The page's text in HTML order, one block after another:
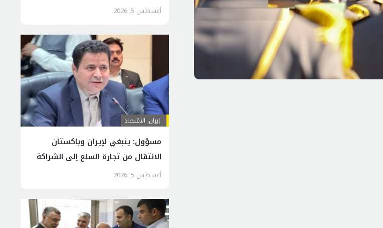
أغسطس 5, 2026
إيران, الاقتصاد
مسؤول: ينبغي لإيران وباكستان
الانتقال من تجارة السلع إلى الشراكة
الاقتصادية
أغسطس 5, 2026